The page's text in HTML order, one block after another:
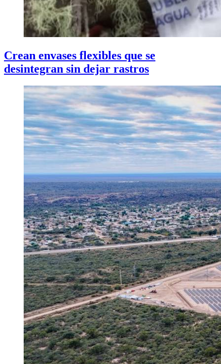
Crean envases flexibles que se
desintegran sin dejar rastros